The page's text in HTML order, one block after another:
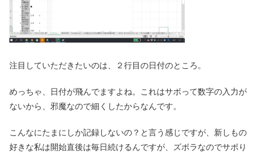
注目していただきたいのは、２行目の日付のところ。
めっちゃ、日付が飛んでますよね。これはサボって数字の入力が
ないから、邪魔なので細くしたからなんです。
こんなにたまにしか記録しないの？と言う感じですが、新しもの
好きな私は開始直後は毎日続けるんですが、ズボラなのでサボり